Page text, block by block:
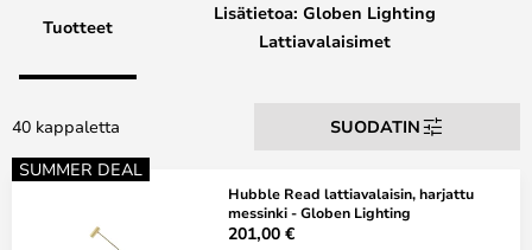
Tuotteet
Lisätietoa: Globen Lighting
Lattiavalaisimet
40 kappaletta
SUODATIN
SUMMER DEAL
Hubble Read lattiavalaisin, harjattu
messinki - Globen Lighting
201,00 €